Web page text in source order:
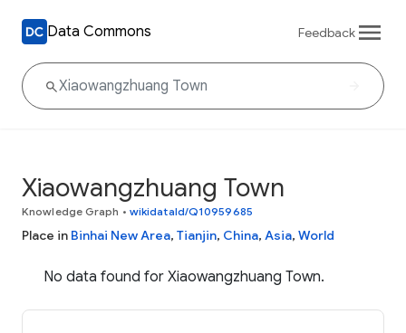
Data Commons Feedback
Xiaowangzhuang Town
Knowledge Graph • wikidataId/Q10959685
Place in Binhai New Area, Tianjin, China, Asia, World
No data found for Xiaowangzhuang Town.